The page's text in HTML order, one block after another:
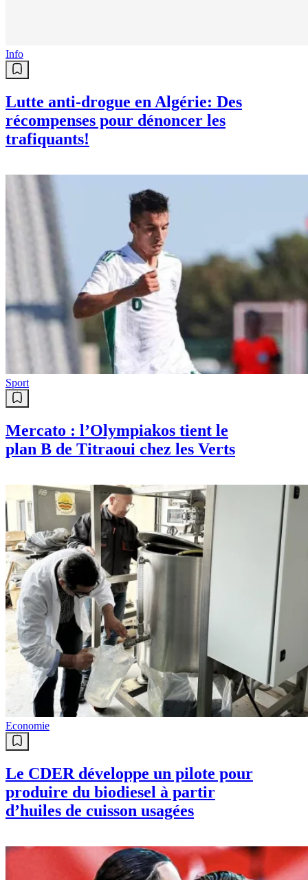
Info
Lutte anti-drogue en Algérie: Des
récompenses pour dénoncer les
trafiquants!
Sport
Mercato : l’Olympiakos tient le
plan B de Titraoui chez les Verts
Economie
Le CDER développe un pilote pour
produire du biodiesel à partir
d’huiles de cuisson usagées